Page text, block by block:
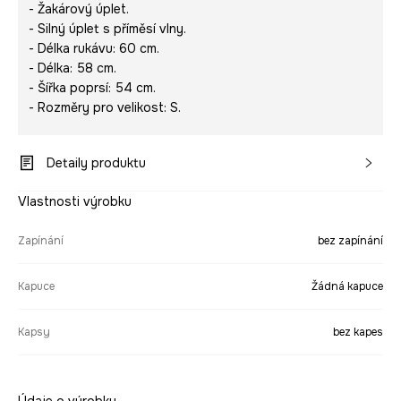
- Žakárový úplet.
- Silný úplet s příměsí vlny.
- Délka rukávu: 60 cm.
- Délka: 58 cm.
- Šířka poprsí: 54 cm.
- Rozměry pro velikost: S.
Detaily produktu
Vlastnosti výrobku
Zapínání bez zapínání
Kapuce Žádná kapuce
Kapsy bez kapes